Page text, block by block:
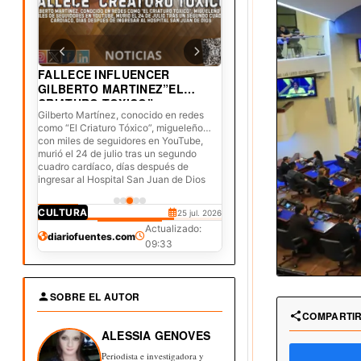
CORRUPCIÓN 3 ago. 2026
DERECHOS 30 jul. 2026
FALLECE INFLUENCER
GILBERTO MARTINEZ”EL
CRIATURO TOXICO”
Gilberto Martínez, conocido en redes
como “El Criaturo Tóxico”, migueleño
con miles de seguidores en YouTube,
murió el 24 de julio tras un segundo
cuadro cardíaco, días después de
ingresar al Hospital San Juan de Dios
CULTURA 25 jul. 2026
JUDICIAL 20 jul. 2026
DEPORTES 19 jul. 2026
diariofuentes.com
Actualizado:
09:33
SOBRE EL AUTOR
ALESSIA GENOVES
Periodista e investigadora y